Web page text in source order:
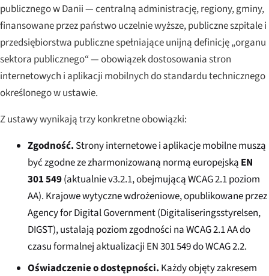
publicznego w Danii — centralną administrację, regiony, gminy,
finansowane przez państwo uczelnie wyższe, publiczne szpitale i
przedsiębiorstwa publiczne spełniające unijną definicję „organu
sektora publicznego“ — obowiązek dostosowania stron
internetowych i aplikacji mobilnych do standardu technicznego
określonego w ustawie.
Z ustawy wynikają trzy konkretne obowiązki:
Zgodność. Strony internetowe i aplikacje mobilne muszą
być zgodne ze zharmonizowaną normą europejską EN
301 549(aktualnie v3.2.1, obejmującą WCAG 2.1 poziom
AA). Krajowe wytyczne wdrożeniowe, opublikowane przez
Agency for Digital Government (Digitaliseringsstyrelsen,
DIGST), ustalają poziom zgodności na WCAG 2.1 AA do
czasu formalnej aktualizacji EN 301 549 do WCAG 2.2.
Oświadczenie o dostępności. Każdy objęty zakresem